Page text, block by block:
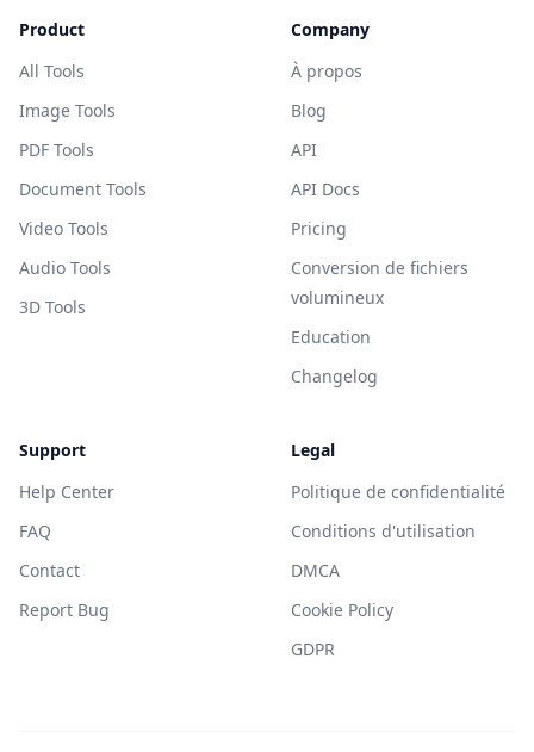
Product
All Tools
Image Tools
PDF Tools
Document Tools
Video Tools
Audio Tools
3D Tools
Company
À propos
Blog
API
API Docs
Pricing
Conversion de fichiers
volumineux
Education
Changelog
Support
Help Center
FAQ
Contact
Report Bug
Legal
Politique de confidentialité
Conditions d'utilisation
DMCA
Cookie Policy
GDPR